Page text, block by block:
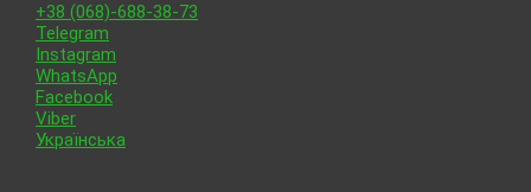
+38 (068)-688-38-73
Telegram
Instagram
WhatsApp
Facebook
Viber
Українська